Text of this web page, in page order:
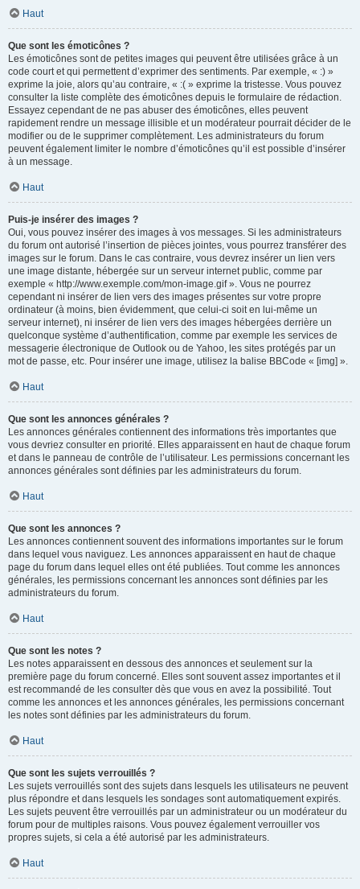
Haut
Que sont les émoticônes ?
Les émoticônes sont de petites images qui peuvent être utilisées grâce à un
code court et qui permettent d’exprimer des sentiments. Par exemple, « :) »
exprime la joie, alors qu’au contraire, « :( » exprime la tristesse. Vous pouvez
consulter la liste complète des émoticônes depuis le formulaire de rédaction.
Essayez cependant de ne pas abuser des émoticônes, elles peuvent
rapidement rendre un message illisible et un modérateur pourrait décider de le
modifier ou de le supprimer complètement. Les administrateurs du forum
peuvent également limiter le nombre d’émoticônes qu’il est possible d’insérer
à un message.
Haut
Puis-je insérer des images ?
Oui, vous pouvez insérer des images à vos messages. Si les administrateurs
du forum ont autorisé l’insertion de pièces jointes, vous pourrez transférer des
images sur le forum. Dans le cas contraire, vous devrez insérer un lien vers
une image distante, hébergée sur un serveur internet public, comme par
exemple « http://www.exemple.com/mon-image.gif ». Vous ne pourrez
cependant ni insérer de lien vers des images présentes sur votre propre
ordinateur (à moins, bien évidemment, que celui-ci soit en lui-même un
serveur internet), ni insérer de lien vers des images hébergées derrière un
quelconque système d’authentification, comme par exemple les services de
messagerie électronique de Outlook ou de Yahoo, les sites protégés par un
mot de passe, etc. Pour insérer une image, utilisez la balise BBCode « [img] ».
Haut
Que sont les annonces générales ?
Les annonces générales contiennent des informations très importantes que
vous devriez consulter en priorité. Elles apparaissent en haut de chaque forum
et dans le panneau de contrôle de l’utilisateur. Les permissions concernant les
annonces générales sont définies par les administrateurs du forum.
Haut
Que sont les annonces ?
Les annonces contiennent souvent des informations importantes sur le forum
dans lequel vous naviguez. Les annonces apparaissent en haut de chaque
page du forum dans lequel elles ont été publiées. Tout comme les annonces
générales, les permissions concernant les annonces sont définies par les
administrateurs du forum.
Haut
Que sont les notes ?
Les notes apparaissent en dessous des annonces et seulement sur la
première page du forum concerné. Elles sont souvent assez importantes et il
est recommandé de les consulter dès que vous en avez la possibilité. Tout
comme les annonces et les annonces générales, les permissions concernant
les notes sont définies par les administrateurs du forum.
Haut
Que sont les sujets verrouillés ?
Les sujets verrouillés sont des sujets dans lesquels les utilisateurs ne peuvent
plus répondre et dans lesquels les sondages sont automatiquement expirés.
Les sujets peuvent être verrouillés par un administrateur ou un modérateur du
forum pour de multiples raisons. Vous pouvez également verrouiller vos
propres sujets, si cela a été autorisé par les administrateurs.
Haut